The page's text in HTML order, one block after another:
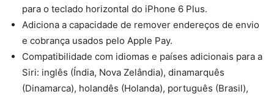
para o teclado horizontal do iPhone 6 Plus.
Adiciona a capacidade de remover endereços de envio
e cobrança usados pelo Apple Pay.
Compatibilidade com idiomas e países adicionais para a
Siri: inglês (Índia, Nova Zelândia), dinamarquês
(Dinamarca), holandês (Holanda), português (Brasil),